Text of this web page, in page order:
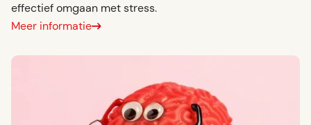
effectief omgaan met stress.
Meer informatie